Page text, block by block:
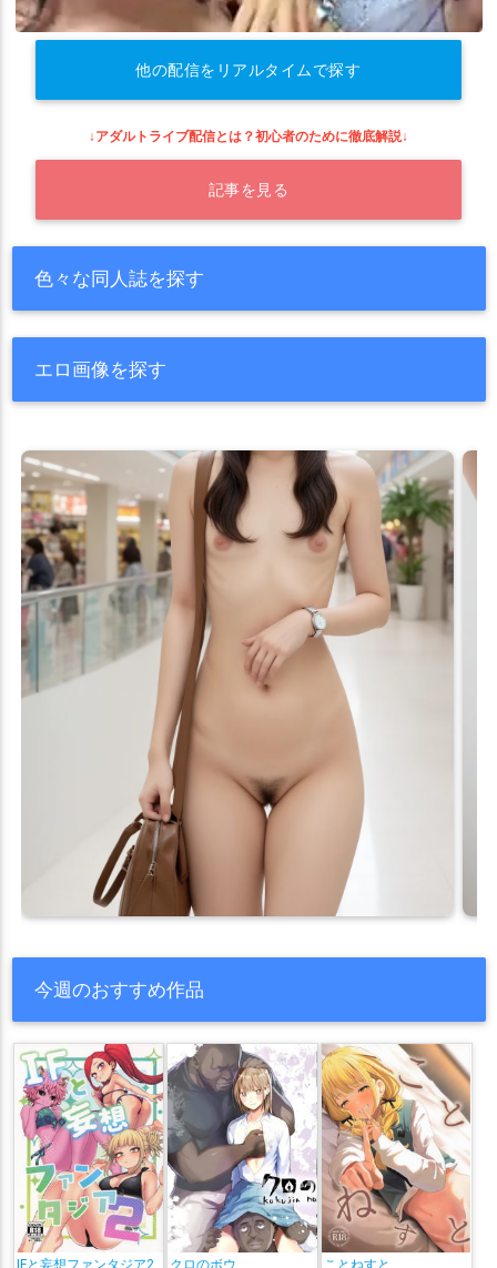
他の配信をリアルタイムで探す
↓アダルトライブ配信とは？初心者のために徹底解説↓
記事を見る
色々な同人誌を探す
エロ画像を探す
今週のおすすめ作品
IFと妄想ファンタジア2 クロのボウ ことねすと